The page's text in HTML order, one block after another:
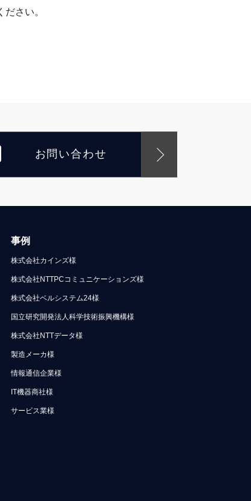
さい。
お問い合わせ
事例
株式会社カインズ様
株式会社NTTPCコミュニケーションズ様
株式会社ベルシステム24様
国立研究開発法人科学技術振興機構様
株式会社NTTデータ様
製造メーカ様
情報通信企業様
IT機器商社様
サービス業様